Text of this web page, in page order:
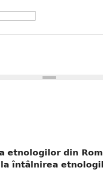
etnologilor din
întâlnirea